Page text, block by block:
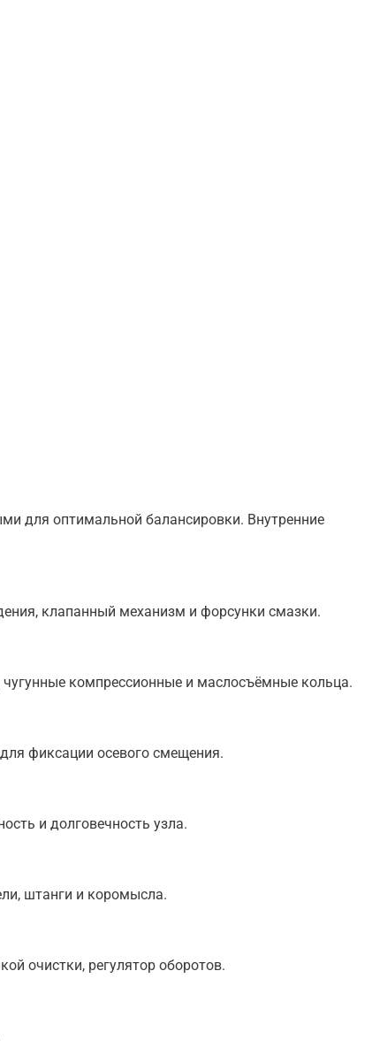
для оптимальной балансировки. Внутренние
клапанный механизм и форсунки смазки.
компрессионные и маслосъёмные кольца.
фиксации осевого смещения.
и долговечность узла.
штанги и коромысла.
очистки, регулятор оборотов.